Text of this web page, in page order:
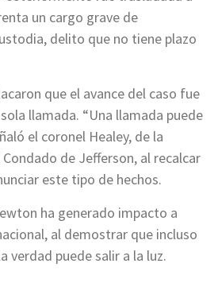
un cargo grave de
delito que no tiene plazo
que el avance del caso fue
llamada. “Una llamada puede
el coronel Healey, de la
de Jefferson, al recalcar
este tipo de hechos.
ha generado impacto a
al demostrar que incluso
verdad puede salir a la luz.